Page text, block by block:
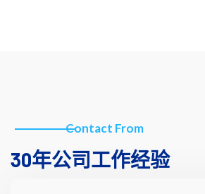
Contact From
30年公司工作经验